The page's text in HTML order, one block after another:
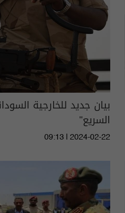
بيان جديد للخارجية
السريع"
09:13 | 2024-02-22